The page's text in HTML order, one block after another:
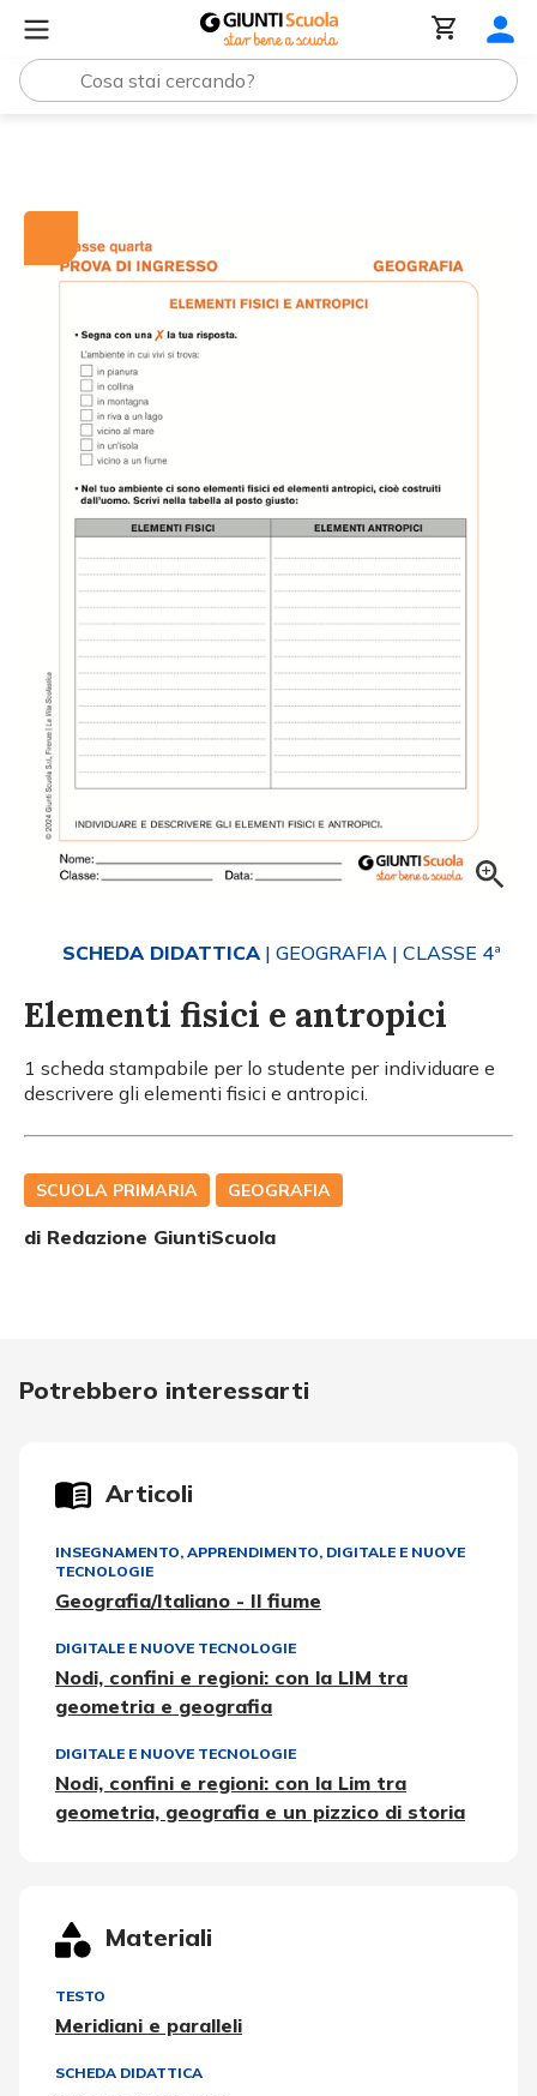
SCHEDA DIDATTICA | GEOGRAFIA | CLASSE 4ª
Elementi fisici e antropici
1 scheda stampabile per lo studente per individuare e
descrivere gli elementi fisici e antropici.
SCUOLA PRIMARIA GEOGRAFIA
di Redazione GiuntiScuola
Potrebbero interessarti
Articoli
INSEGNAMENTO, APPRENDIMENTO, DIGITALE E NUOVE
TECNOLOGIE
Geografia/Italiano - Il fiume
DIGITALE E NUOVE TECNOLOGIE
Nodi, confini e regioni: con la LIM tra
geometria e geografia
DIGITALE E NUOVE TECNOLOGIE
Nodi, confini e regioni: con la Lim tra
geometria, geografia e un pizzico di storia
Materiali
TESTO
Meridiani e paralleli
SCHEDA DIDATTICA